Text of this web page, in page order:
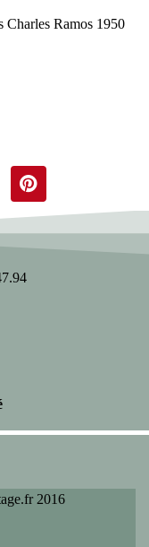
Ramos 1950
2016